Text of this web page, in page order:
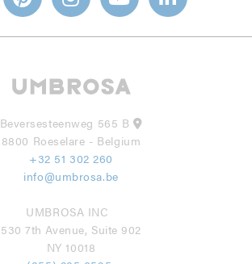
Beversesteenweg 565 B
8800 Roeselare - Belgium
+32 51 302 260
info@umbrosa.be
UMBROSA INC
530 7th Avenue, Suite 902
NY 10018